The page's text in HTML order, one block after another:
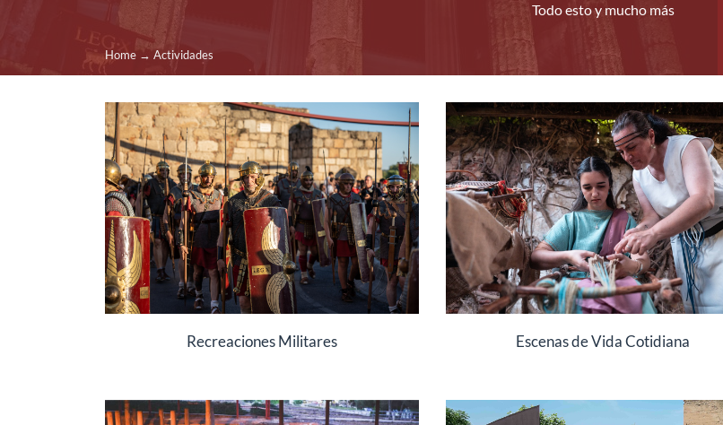
Todo esto y mucho más
Home → Actividades
Recreaciones Militares Escenas de Vida Cotidiana